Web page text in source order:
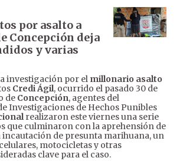
por asalto a
Concepción deja
y varias
investigación por el millonario asalto
Credi Ágil, ocurrido el pasado 30 de
de Concepción, agentes del
Investigaciones de Hechos Punibles
realizaron este viernes una serie
que culminaron con la aprehensión de
incautación de presunta marihuana, un
motocicletas y otras
clave para el caso.